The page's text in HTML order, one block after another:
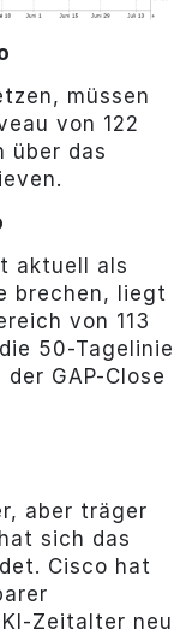
müssen
von 122
über das
aktuell als
brechen, liegt
von 113
50-Tagelinie
GAP-Close
aber träger
sich das
Cisco hat
Zeitalter neu